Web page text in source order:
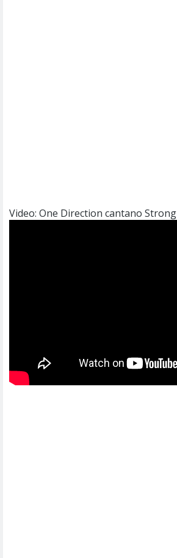
Video: One Direction cantano Strong